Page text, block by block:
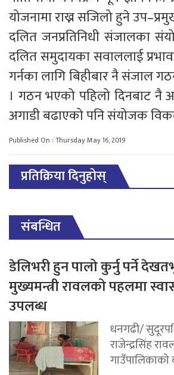
योजनामा राख्न सजिलो हुने
दलित जनप्रतिनिधी संजालका
दलित समुदायका सवाललाई
गर्नका लागि बिहीबार नै संजाल
। गठन भएको पहिलो दिनबाट नै
अगाडी बढाएको पनि संयोजक
Published On : Thursday May 16, 2019
प्रतिक्रिया दिनुहोस्
संबन्धित
डेलिभरी हुन पालो कुर्नु पर्ने
मुख्यमन्त्री रावलको पहलमा
उपलब्ध
धनगढी/
राजेन्द्रसिंह
गाउँपालिकाको